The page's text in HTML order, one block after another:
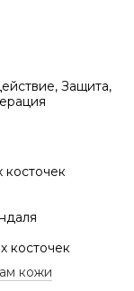
Защита,
косточек
кожи